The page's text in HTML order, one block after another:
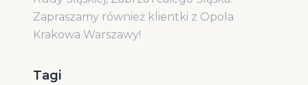
Zapraszamy również klientki z Opola
Krakowa Warszawy!
Tagi